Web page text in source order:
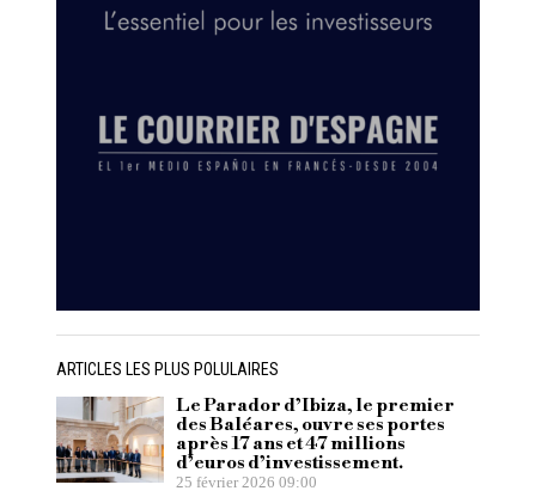
ARTICLES LES PLUS POLULAIRES
Le Parador d’Ibiza, le premier
des Baléares, ouvre ses portes
après 17 ans et 47 millions
d’euros d’investissement.
25 février 2026 09:00